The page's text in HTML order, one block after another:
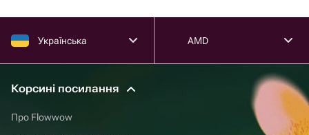
Українська AMD
Корсині посилання
Про Flowwow